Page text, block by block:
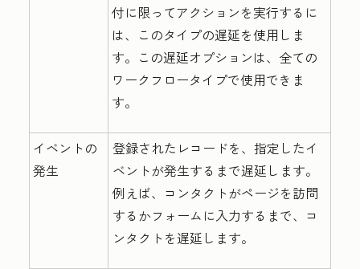
付に限ってアクションを実行するに
は、このタイプの遅延を使用しま
す。この遅延オプションは、全ての
ワークフロータイプで使用できま
す。
イベントの
発生
登録されたレコードを、指定したイ
ベントが発生するまで遅延します。
例えば、コンタクトがページを訪問
するかフォームに入力するまで、コ
ンタクトを遅延します。